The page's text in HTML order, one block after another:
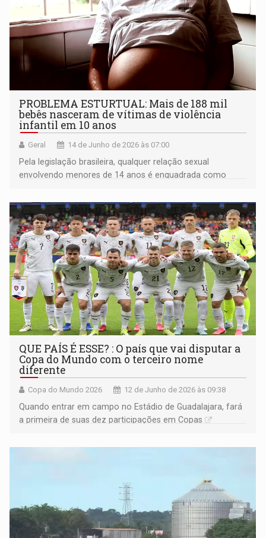
PROBLEMA ESTURTUAL: Mais de 188 mil
bebês nasceram de vítimas de violência
infantil em 10 anos
Geral 14 de Junho de 2026 às 07:00
Pela legislação brasileira, qualquer relação sexual
envolvendo menores de 14 anos é enquadrada como
QUE PAÍS É ESSE? : O país que vai disputar a
Copa do Mundo com o terceiro nome
diferente
Copa do Mundo 2026 12 de Junho de 2026 às 09:38
Quando entrar em campo no Estádio de Guadalajara, fará
a primeira de suas dez participações em Copas